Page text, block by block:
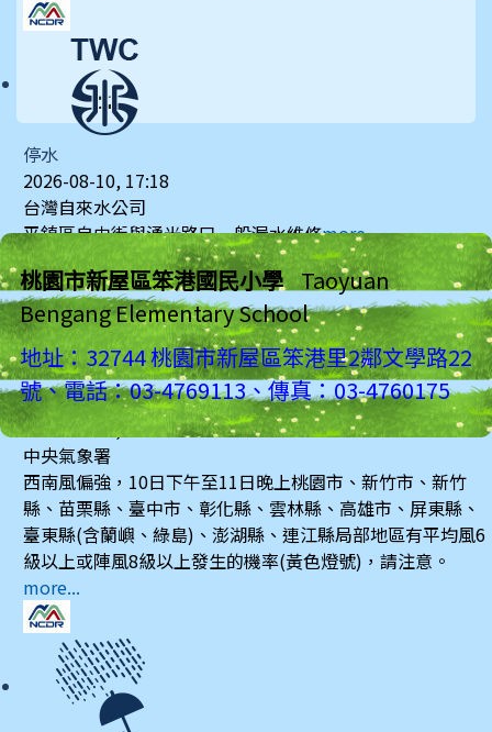
停水
2026-08-10, 17:18
台灣自來水公司
平鎮區自由街與湧光路口一般漏水維修more...
強風
2026-08-10, 16:29
中央氣象署
西南風偏強，10日下午至11日晚上桃園市、新竹市、新竹
縣、苗栗縣、臺中市、彰化縣、雲林縣、高雄市、屏東縣、
臺東縣(含蘭嶼、綠島)、澎湖縣、連江縣局部地區有平均風6
級以上或陣風8級以上發生的機率(黃色燈號)，請注意。
more...
桃園市新屋區笨港國民小學 Taoyuan
Bengang Elementary School
地址：32744 桃園市新屋區笨港里2鄰文學路22
號、電話：03-4769113、傳真：03-4760175